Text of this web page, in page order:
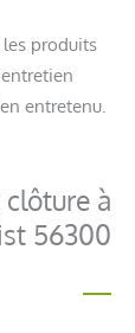
produits
entretenu.
à
56300